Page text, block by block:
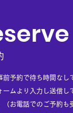
前予約で待ち時間なし
ームより入力し送信し
（お電話でのご予約も